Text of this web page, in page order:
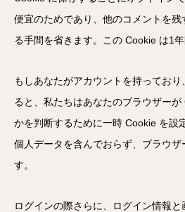
便宜のためであり、他のコメントを
る手間を省きます。この Cookie は1年
もしあなたがアカウントを持ってお
ると、私たちはあなたのブラウザー
かを判断するために一時 Cookie を設
個人データを含んでおらず、ブラウザ
す。
ログインの際さらに、ログイン情報